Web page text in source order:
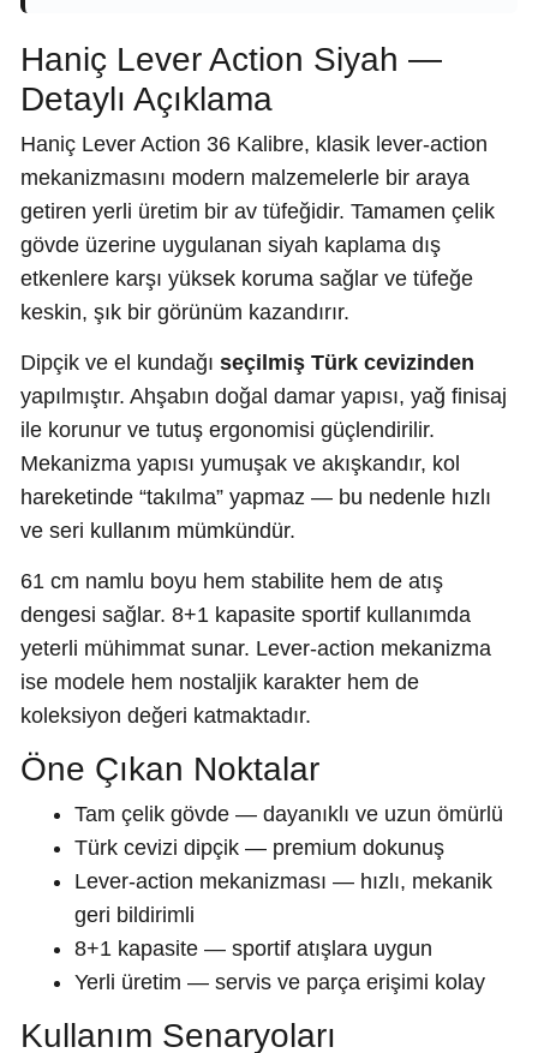
Haniç Lever Action Siyah —
Detaylı Açıklama
Haniç Lever Action 36 Kalibre, klasik lever-action
mekanizmasını modern malzemelerle bir araya
getiren yerli üretim bir av tüfeğidir. Tamamen çelik
gövde üzerine uygulanan siyah kaplama dış
etkenlere karşı yüksek koruma sağlar ve tüfeğe
keskin, şık bir görünüm kazandırır.
Dipçik ve el kundağı seçilmiş Türk cevizinden
yapılmıştır. Ahşabın doğal damar yapısı, yağ finisaj
ile korunur ve tutuş ergonomisi güçlendirilir.
Mekanizma yapısı yumuşak ve akışkandır, kol
hareketinde “takılma” yapmaz — bu nedenle hızlı
ve seri kullanım mümkündür.
61 cm namlu boyu hem stabilite hem de atış
dengesi sağlar. 8+1 kapasite sportif kullanımda
yeterli mühimmat sunar. Lever-action mekanizma
ise modele hem nostaljik karakter hem de
koleksiyon değeri katmaktadır.
Öne Çıkan Noktalar
Tam çelik gövde — dayanıklı ve uzun ömürlü
Türk cevizi dipçik — premium dokunuş
Lever-action mekanizması — hızlı, mekanik
geri bildirimli
8+1 kapasite — sportif atışlara uygun
Yerli üretim — servis ve parça erişimi kolay
Kullanım Senaryoları